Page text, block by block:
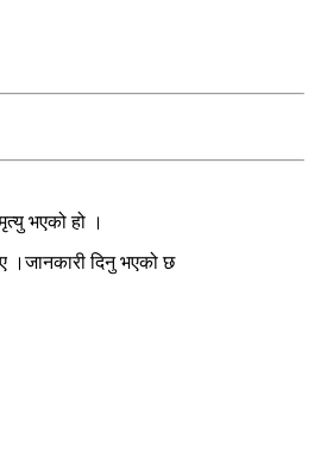
भएको हो ।
।जानकारी दिनु भएको छ